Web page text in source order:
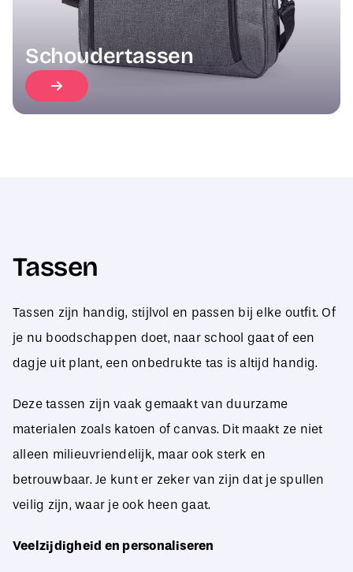
Schoudertassen
Tassen
Tassen zijn handig, stijlvol en passen bij elke outfit. Of
je nu boodschappen doet, naar school gaat of een
dagje uit plant, een onbedrukte tas is altijd handig.
Deze tassen zijn vaak gemaakt van duurzame
materialen zoals katoen of canvas. Dit maakt ze niet
alleen milieuvriendelijk, maar ook sterk en
betrouwbaar. Je kunt er zeker van zijn dat je spullen
veilig zijn, waar je ook heen gaat.
Veelzijdigheid en personaliseren